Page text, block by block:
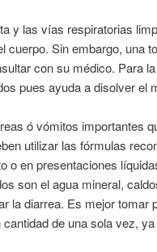
y las vías respiratorias
Sin embargo, una
con su médico. Para
pues ayuda a disolver el
ó vómitos importantes
utilizar las fórmulas
o en presentaciones
son el agua mineral,
la diarrea. Es mejor tomar
de una sola vez,